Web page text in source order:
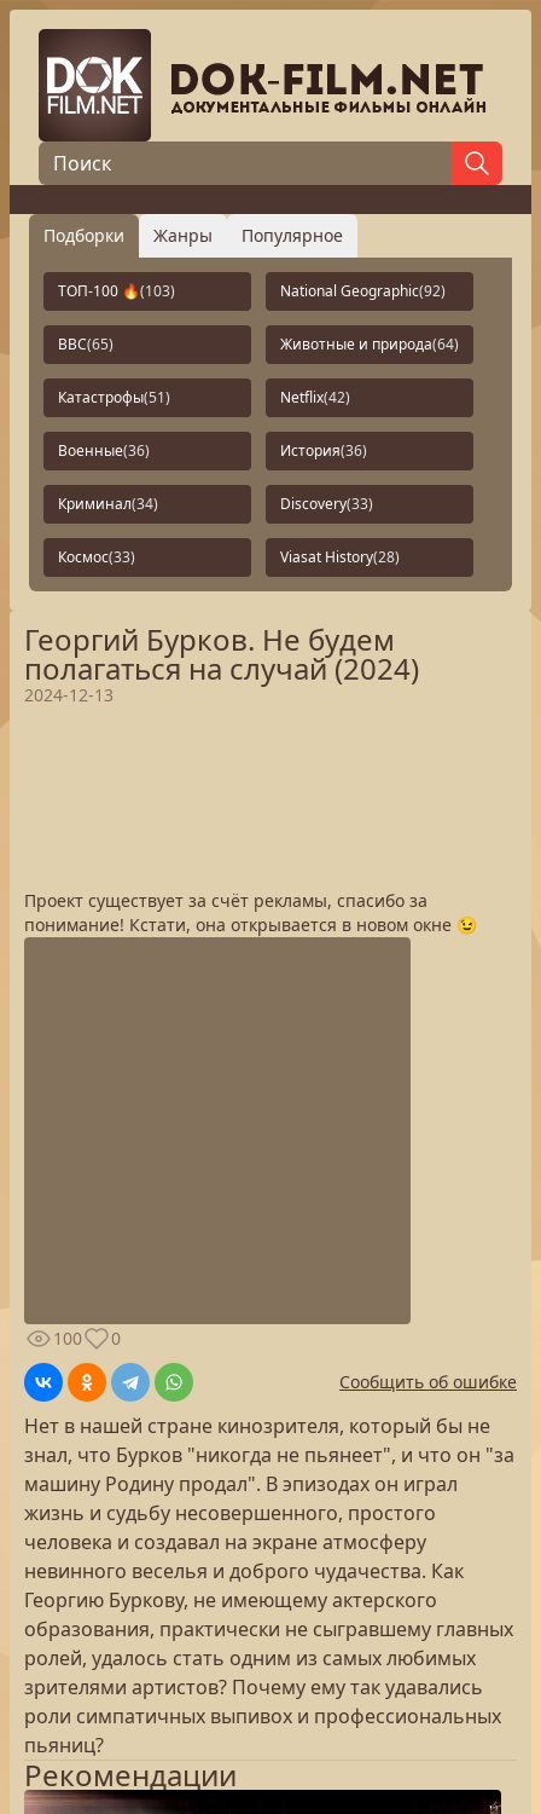
Подборки Жанры Популярное
ТОП-100 🔥(103) National Geographic(92)
BBC(65) Животные и природа(64)
Катастрофы(51) Netflix(42)
Военные(36) История(36)
Криминал(34) Discovery(33)
Космос(33) Viasat History(28)
Георгий Бурков. Не будем
полагаться на случай (2024)
2024-12-13
Проект существует за счёт рекламы, спасибо за
понимание! Кстати, она открывается в новом окне 😉
100
0
Сообщить об ошибке
Нет в нашей стране кинозрителя, который бы не
знал, что Бурков "никогда не пьянеет", и что он "за
машину Родину продал". В эпизодах он играл
жизнь и судьбу несовершенного, простого
человека и создавал на экране атмосферу
невинного веселья и доброго чудачества. Как
Георгию Буркову, не имеющему актерского
образования, практически не сыгравшему главных
ролей, удалось стать одним из самых любимых
зрителями артистов? Почему ему так удавались
роли симпатичных выпивох и профессиональных
пьяниц?
Рекомендации